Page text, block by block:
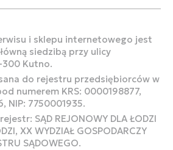
i sklepu internetowego jest
siedzibą przy ulicy
Kutno.
do rejestru przedsiębiorców w
numerem KRS: 0000198877,
NIP: 7750001935.
SĄD REJONOWY DLA ŁODZI
XX WYDZIAŁ GOSPODARCZY
SĄDOWEGO.